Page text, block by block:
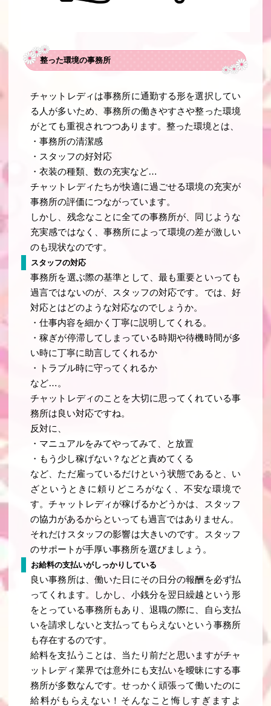
整った環境の事務所
チャットレディは事務所に通勤する形を選択してい
る人が多いため、事務所の働きやすさや整った環境
がとても重視されつつあります。整った環境とは、
・事務所の清潔感
・スタッフの好対応
・衣装の種類、数の充実など…
チャットレディたちが快適に過ごせる環境の充実が
事務所の評価につながっています。
しかし、残念なことに全ての事務所が、同じような
充実感ではなく、事務所によって環境の差が激しい
のも現状なのです。
スタッフの対応
事務所を選ぶ際の基準として、最も重要といっても
過言ではないのが、スタッフの対応です。では、好
対応とはどのような対応なのでしょうか。
・仕事内容を細かく丁寧に説明してくれる。
・稼ぎが停滞してしまっている時期や待機時間が多
い時に丁寧に助言してくれるか
・トラブル時に守ってくれるか
など…。
チャットレディのことを大切に思ってくれている事
務所は良い対応ですね。
反対に、
・マニュアルをみてやってみて、と放置
・もう少し稼げない？などと責めてくる
など、ただ雇っているだけという状態であると、い
ざというときに頼りどころがなく、不安な環境で
す。チャットレディが稼げるかどうかは、スタッフ
の協力があるからといっても過言ではありません。
それだけスタッフの影響は大きいのです。スタッフ
のサポートが手厚い事務所を選びましょう。
お給料の支払いがしっかりしている
良い事務所は、働いた日にその日分の報酬を必ず払
ってくれます。しかし、小銭分を翌日繰越という形
をとっている事務所もあり、退職の際に、自ら支払
いを請求しないと支払ってもらえないという事務所
も存在するのです。
給料を支払うことは、当たり前だと思いますがチャ
ットレディ業界では意外にも支払いを曖昧にする事
務所が多数なんです。せっかく頑張って働いたのに
給料がもらえない！そんなこと悔しすぎますよ